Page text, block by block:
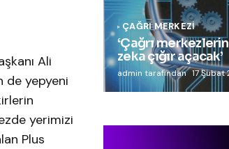
Ali
de yepyeni
yerimizi
Plus
ÇAĞRI MERKEZI
‘Çağrı
zeka çığır açacak’
admin tarafından 17 Şubat